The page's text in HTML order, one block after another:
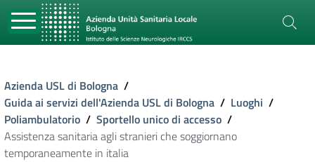
Azienda USL di Bologna /
Guida ai servizi dell'Azienda USL di Bologna / Luoghi /
Poliambulatorio / Sportello unico di accesso /
Assistenza sanitaria agli stranieri che soggiornano
temporaneamente in italia